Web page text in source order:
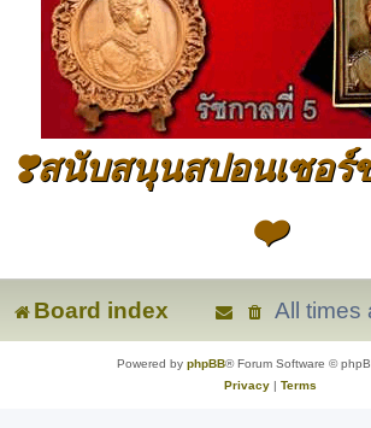
❣️สนับสนุนสปอนเซอร์
❤️
Board index All times
Powered by phpBB® Forum Software ©
Privacy| Terms